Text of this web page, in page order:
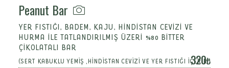
Peanut Bar
YER FISTIĞI, BADEM, KAJU, HİNDİSTAN CEVİZİ VE
HURMA İLE TATLANDIRILMIŞ ÜZERİ %80 BİTTER
ÇİKOLATALI BAR
(SERT KABUKLU YEMİŞ ,HİNDİSTAN CEVİZİ VE YER FISTIĞI İÇERİR.)
320